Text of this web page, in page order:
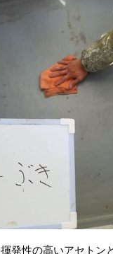
発性の高いアセトン